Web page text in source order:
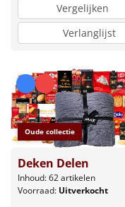
Vergelijken
Verlanglijst
Oude collectie
Deken Delen
Inhoud: 62 artikelen
Voorraad: Uitverkocht